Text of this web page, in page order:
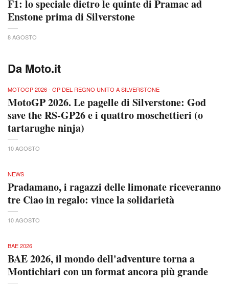
F1: lo speciale dietro le quinte di Pramac ad
Enstone prima di Silverstone
8 AGOSTO
Da Moto.it
MOTOGP 2026 - GP DEL REGNO UNITO A SILVERSTONE
MotoGP 2026. Le pagelle di Silverstone: God
save the RS-GP26 e i quattro moschettieri (o
tartarughe ninja)
10 AGOSTO
NEWS
Pradamano, i ragazzi delle limonate riceveranno
tre Ciao in regalo: vince la solidarietà
10 AGOSTO
BAE 2026
BAE 2026, il mondo dell'adventure torna a
Montichiari con un format ancora più grande